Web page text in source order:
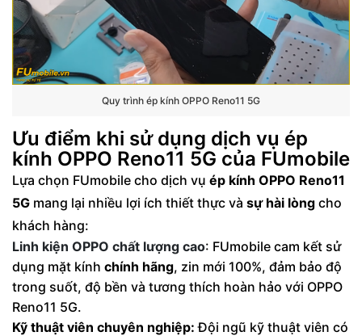
Quy trình ép kính OPPO Reno11 5G
Ưu điểm khi sử dụng dịch vụ ép
kính OPPO Reno11 5G của FUmobile
Lựa chọn FUmobile cho dịch vụ ép kính OPPO Reno11
5G mang lại nhiều lợi ích thiết thực và sự hài lòng cho
khách hàng:
Linh kiện OPPO chất lượng cao: FUmobile cam kết sử
dụng mặt kính chính hãng, zin mới 100%, đảm bảo độ
trong suốt, độ bền và tương thích hoàn hảo với OPPO
Reno11 5G.
Kỹ thuật viên chuyên nghiệp: Đội ngũ kỹ thuật viên có